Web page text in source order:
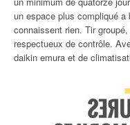
un espace plus compliqué a
connaissent rien. Tir
respectueux de contrôle.
daikin emura et de